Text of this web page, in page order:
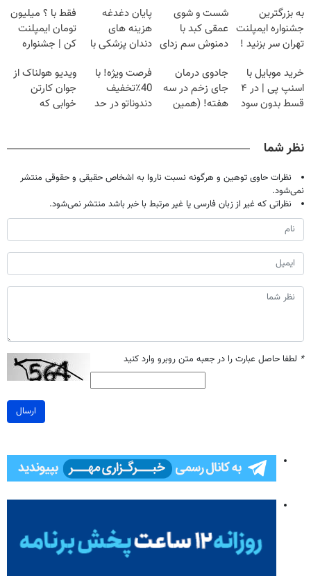
به بزرگترین
جشنواره ایمپلنت
تهران سر بزنید !
میلیون !
شست و شوی
عمقی کبد با
دمنوش سم زدای
پایان دغدغه
هزینه های
دندان پزشکی با
خانگی
فقط با ؟ میلیون
تومان ایمپلنت
کن | جشنواره
خرید موبایل با
اسنپ پی | در ۴
قسط بدون سود
جادوی درمان
جای زخم در سه
هفته! (همین
فرصت ویژه! با
40٪تخفیف
دندوناتو در حد
ویدیو هولناک از
جوان کارتن
خوابی که
نظر شما
نظرات حاوی توهین و هرگونه نسبت ناروا به اشخاص حقیقی و حقوقی منتشر
نمی‌شود.
نظراتی که غیر از زبان فارسی یا غیر مرتبط با خبر باشد منتشر نمی‌شود.
* لطفا حاصل عبارت را در جعبه متن روبرو وارد کنید
ارسال